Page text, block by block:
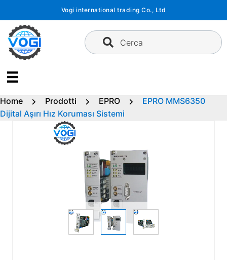
contenuto
Vogi international trading Co., Ltd
Cerca
Home Prodotti EPRO
EPRO MMS6350
Dijital Aşırı Hız Koruması Sistemi